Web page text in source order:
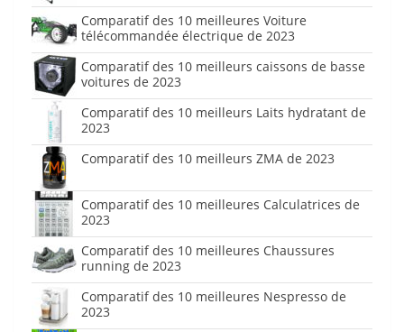
Comparatif des 10 meilleures Voiture
télécommandée électrique de 2023
Comparatif des 10 meilleurs caissons de basse
voitures de 2023
Comparatif des 10 meilleurs Laits hydratant de
2023
Comparatif des 10 meilleurs ZMA de 2023
Comparatif des 10 meilleures Calculatrices de
2023
Comparatif des 10 meilleures Chaussures
running de 2023
Comparatif des 10 meilleures Nespresso de
2023